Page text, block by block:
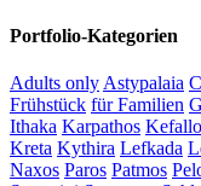
Portfolio-Kategorien
Adults only Astypalaia
Frühstück für Familien
Ithaka Karpathos
Kreta Kythira Lefkada
Naxos Paros Patmos